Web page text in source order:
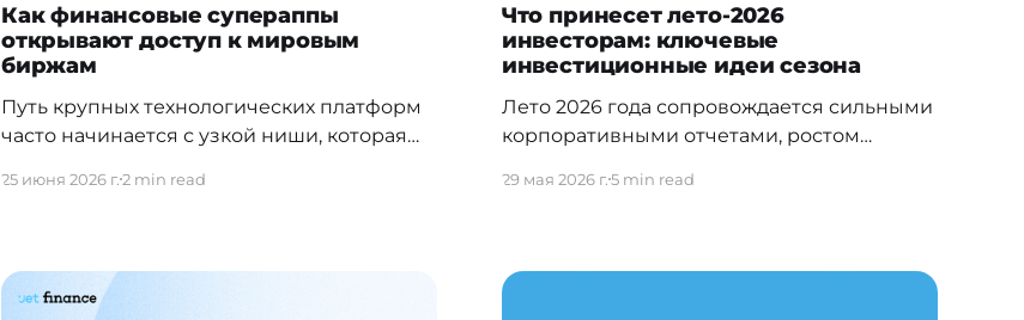
Как финансовые супераппы
открывают доступ к мировым
биржам
Путь крупных технологических платформ
часто начинается с узкой ниши, которая
экспансии в смежные индустрии. Amazon
базовый платежный инструмент Юго-
Восточной Азии. Подобную
25 июня 2026 г.2 min read
Что принесет лето-2026
инвесторам: ключевые
инвестиционные идеи сезона
Лето 2026 года сопровождается сильными
корпоративными отчетами, ростом
казахстанской экономики и
на глобальных рынках. Аналитики Freedom
29 мая 2026 г.5 min read